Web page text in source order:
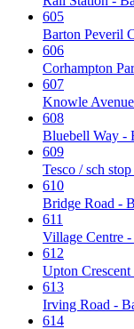
605
Barton Peveril
606
Corhampton
607
Knowle
608
Bluebell Way -
609
Tesco / sch
610
Bridge Road -
611
Village Centre
612
Upton
613
Irving Road -
614